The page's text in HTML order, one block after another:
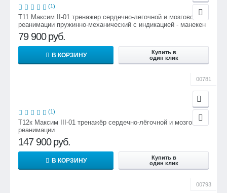
(1)
Т11 Максим II-01 тренажер сердечно-легочной и мозговой
реанимации пружинно-механический с индикацией - манекен
79 900 руб.
В КОРЗИНУ
Купить в
один клик
00781
(1)
Т12к Максим III-01 тренажёр сердечно-лёгочной и мозговой
реанимации
147 900 руб.
В КОРЗИНУ
Купить в
один клик
00793